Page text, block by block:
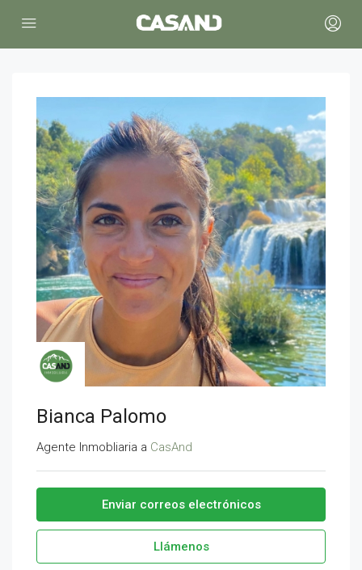
Bianca Palomo
Agente Inmobliaria a CasAnd
Enviar correos electrónicos
Llámenos